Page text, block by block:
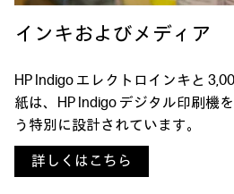
インキおよびメディア
HP Indigo エレクトロインキと
紙は、HP Indigo デジタル印刷機
う特別に設計されています。
詳しくはこちら